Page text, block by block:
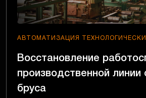
АВТОМАТИЗАЦИЯ
Восстановление
производственной линии
бруса